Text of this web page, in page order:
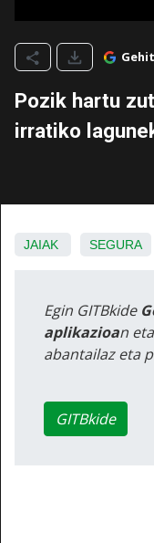
Pozik hartu
irratiko
JAIAK SEGURA
Egin GITBkide
aplikazioan
abantailaz eta
GITBkide